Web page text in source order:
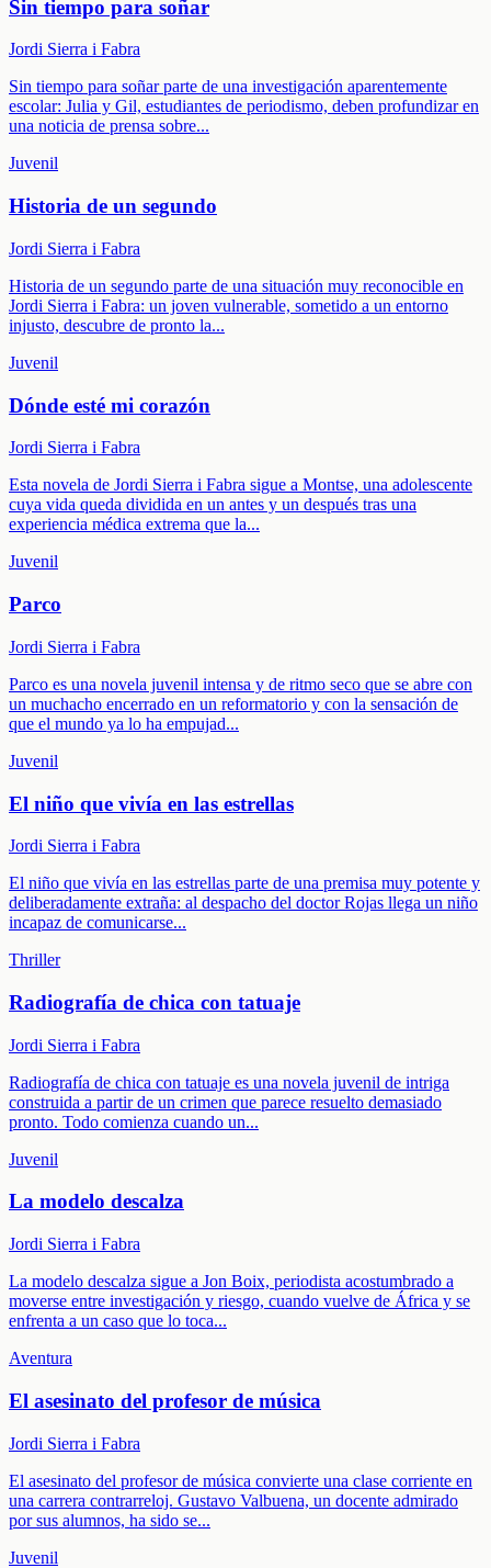
Sin tiempo para soñar
Jordi Sierra i Fabra
Sin tiempo para soñar parte de una investigación aparentemente
escolar: Julia y Gil, estudiantes de periodismo, deben profundizar en
una noticia de prensa sobre...
Juvenil
Historia de un segundo
Jordi Sierra i Fabra
Historia de un segundo parte de una situación muy reconocible en
Jordi Sierra i Fabra: un joven vulnerable, sometido a un entorno
injusto, descubre de pronto la...
Juvenil
Dónde esté mi corazón
Jordi Sierra i Fabra
Esta novela de Jordi Sierra i Fabra sigue a Montse, una adolescente
cuya vida queda dividida en un antes y un después tras una
experiencia médica extrema que la...
Juvenil
Parco
Jordi Sierra i Fabra
Parco es una novela juvenil intensa y de ritmo seco que se abre con
un muchacho encerrado en un reformatorio y con la sensación de
que el mundo ya lo ha empujad...
Juvenil
El niño que vivía en las estrellas
Jordi Sierra i Fabra
El niño que vivía en las estrellas parte de una premisa muy potente y
deliberadamente extraña: al despacho del doctor Rojas llega un niño
incapaz de comunicarse...
Thriller
Radiografía de chica con tatuaje
Jordi Sierra i Fabra
Radiografía de chica con tatuaje es una novela juvenil de intriga
construida a partir de un crimen que parece resuelto demasiado
pronto. Todo comienza cuando un...
Juvenil
La modelo descalza
Jordi Sierra i Fabra
La modelo descalza sigue a Jon Boix, periodista acostumbrado a
moverse entre investigación y riesgo, cuando vuelve de África y se
enfrenta a un caso que lo toca...
Aventura
El asesinato del profesor de música
Jordi Sierra i Fabra
El asesinato del profesor de música convierte una clase corriente en
una carrera contrarreloj. Gustavo Valbuena, un docente admirado
por sus alumnos, ha sido se...
Juvenil